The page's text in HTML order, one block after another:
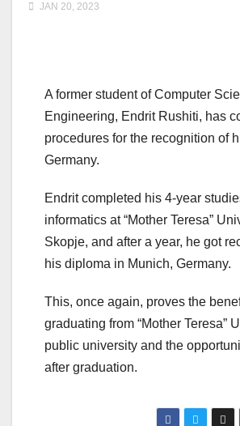
JAN 20, 2023
A former student of Computer
Engineering, Endrit Rushiti, has
procedures for the recognition of
Germany.
Endrit completed his 4-year
informatics at “Mother Teresa”
Skopje, and after a year, he got
his diploma in Munich, Germany.
This, once again, proves the
graduating from “Mother Teresa”
public university and the
after graduation.